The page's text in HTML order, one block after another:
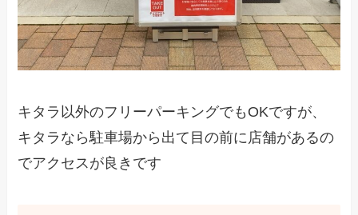
キタラ以外のフリーパーキングでもOKですが、
キタラなら駐車場から出て目の前に店舗があるの
でアクセスが良きです